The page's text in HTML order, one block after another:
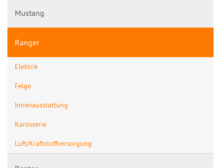
Mustang
Ranger
Elektrik
Felge
Innenausstattung
Karosserie
Luft/Kraftstoffversorgung